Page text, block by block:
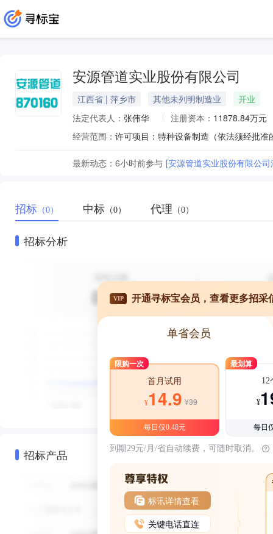
安源管道实业股份有限公司
江西省 | 萍乡市 其他未列明制造业
开业
法定代表人： 张伟华 注册资本： 11878.84万元
经营范围：
最新动态： 6小时前参与 [安源管道实业股份有限公
招标 （0） 中标 （0） 代理 （0）
招标分析
招标产品
VIP 开通寻标宝会员，查看更多招采
单省会员
限购一次
首月试用
¥14.9 ¥39
每日仅0.48元
最划算
12
¥
每日
到期29元/月/省自动续费，可随时取消。
标讯详情查看
关键电话直连